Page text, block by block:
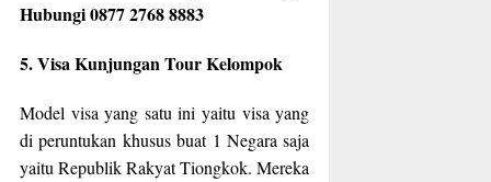
Hubungi 0877 2768 8883
5. Visa Kunjungan Tour Kelompok
Model visa yang satu ini yaitu visa yang
di peruntukan khusus buat 1 Negara saja
yaitu Republik Rakyat Tiongkok. Mereka